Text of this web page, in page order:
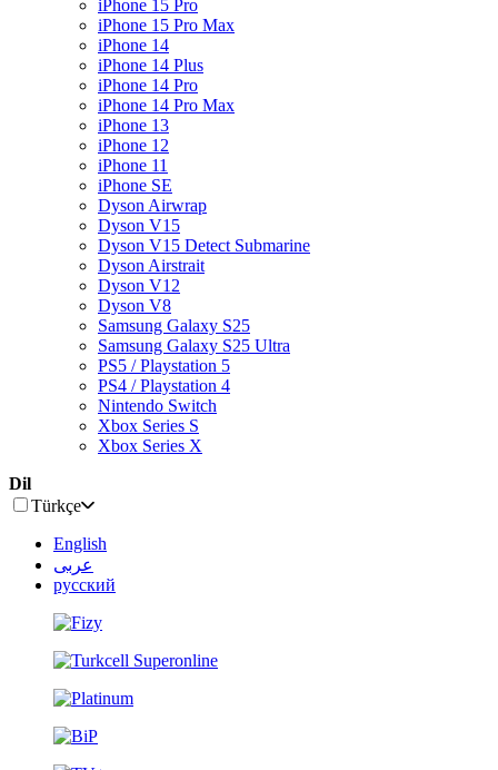
iPhone 15 Pro
iPhone 15 Pro Max
iPhone 14
iPhone 14 Plus
iPhone 14 Pro
iPhone 14 Pro Max
iPhone 13
iPhone 12
iPhone 11
iPhone SE
Dyson Airwrap
Dyson V15
Dyson V15 Detect Submarine
Dyson Airstrait
Dyson V12
Dyson V8
Samsung Galaxy S25
Samsung Galaxy S25 Ultra
PS5 / Playstation 5
PS4 / Playstation 4
Nintendo Switch
Xbox Series S
Xbox Series X
Dil
Türkçe
English
عربى
русский